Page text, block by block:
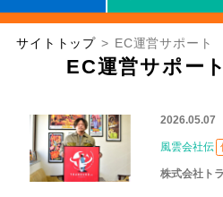
サイトトップ EC運営サポート
EC運営サポー
2026.05.07
風雲会社伝
株式会社ト